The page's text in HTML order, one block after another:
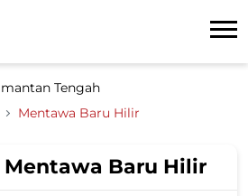
Tengah
Mentawa Baru Hilir
Mentawa Baru Hilir